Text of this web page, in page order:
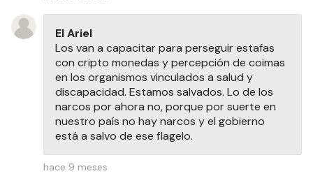
El Ariel
Los van a capacitar para perseguir estafas
con cripto monedas y percepción de coimas
en los organismos vinculados a salud y
discapacidad. Estamos salvados. Lo de los
narcos por ahora no, porque por suerte en
nuestro país no hay narcos y el gobierno
está a salvo de ese flagelo.
hace 9 meses